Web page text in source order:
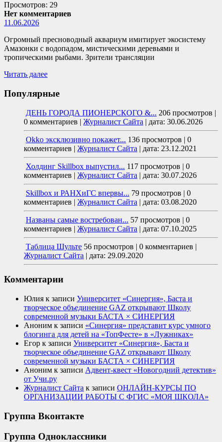
Просмотров: 29
Нет комментариев
11.06.2026
Огромный пресноводный аквариум имитирует экосистему
Амазонки с водопадом, мистическими деревьями и
тропическими рыбами. Зрители трансляции
Читать далее
Популярные
ДЕНЬ ГОРОДА ПИОНЕРСКОГО &... 206 просмотров |
0 комментариев | Журналист Сайта | дата: 30.06.2026
Okko эксклюзивно покажет... 136 просмотров | 0
комментариев | Журналист Сайта | дата: 23.12.2021
Холдинг Skillbox выпустил... 117 просмотров | 0
комментариев | Журналист Сайта | дата: 30.07.2026
Skillbox и РАНХиГС впервы... 79 просмотров | 0
комментариев | Журналист Сайта | дата: 03.08.2020
Названы самые востребован... 57 просмотров | 0
комментариев | Журналист Сайта | дата: 07.10.2025
Таблица Шульте 56 просмотров | 0 комментариев |
Журналист Сайта | дата: 29.09.2020
Комментарии
Юлия к записи Университет «Синергия», Баста и
творческое объединение GAZ открывают Школу
современной музыки БАСТА × СИНЕРГИЯ
Аноним к записи «Синергия» представит курс умного
блогинга для детей на «ТопФесте» в «Лужниках»
Егор к записи Университет «Синергия», Баста и
творческое объединение GAZ открывают Школу
современной музыки БАСТА × СИНЕРГИЯ
Аноним к записи Адвент-квест «Новогодний детектив»
от Учи.ру
Журналист Сайта к записи ОНЛАЙН-КУРСЫ ПО
ОРГАНИЗАЦИИ РАБОТЫ С ФГИС «МОЯ ШКОЛА»
Группа Вконтакте
Группа Одноклассники